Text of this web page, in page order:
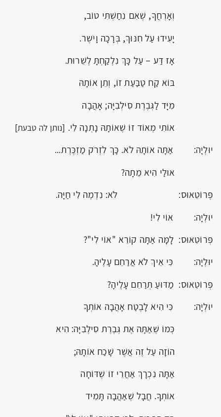
וְאָרְחֲךָ, שֶׁאִם נִחַשְׁתִּי טוֹב,
יָעִידוּ עַל חִנּוּךְ, בְּרָכָה וָיֹשֶר.
אָז דַּע – עַל כָּךְ נִלְקַחְתָּ לְשֵׁרוּת.
בּוֹא קַח טַבַּעַת זוֹ, וְתֵן אוֹתָהּ
מִיָּד לַגְּבֶרֶת סִילְבִיָּה; אָהֲבָה
אוֹתִי מְאוֹד זוֹ שֶׁאוֹתָהּ נָתְנָה לִי. [נותן לה טבעת]
יוּלְיָה: אַתָּה אוֹתָהּ לֹא. כָּךְ לִזְרֹק מַזְכֶּרֶת...
אוּלַי הִיא מֵתָה?
פְּרוֹטֵאוּס: לֹא: נִדְמֶה לִי חַיָּה.
יוּלְיָה: אוֹי לִי!
פְּרוֹטֵאוּס: לָמָּה אַתָּה קוֹרֵא "אוֹי לִי"?
יוּלְיָה: כִּי אֵיךְ לֹא אֲרַחֵם עָלֶיהָ.
פְּרוֹטֵאוּס: מַדּוּעַ תְּרַחֵם עָלֶיהָ?
יוּלְיָה: כִּי הִיא לָבֶטַח אָהֲבָה אוֹתְךָ
כְּמוֹ שֶׁאַתָּה אֶת גְּבֶרֶת סִילְבִיָּה: הִיא
הוֹזָה עַל זֶה אֲשֶׁר שָׁכַח אוֹתָהּ;
אַתָּה נִכְרָךְ אַחֲרֵי זוֹ שֶׁדּוֹחָה
אוֹתְךָ. חֲבָל שֶׁאַהֲבָה תָּמִיד